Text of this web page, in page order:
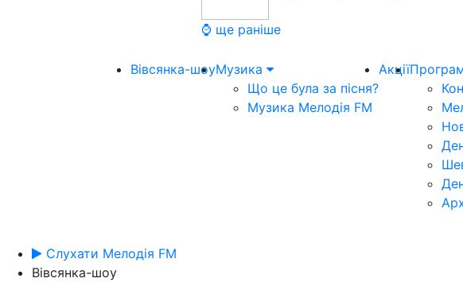
⌚ ще раніше
Вівсянка-шоуМузика
Що це була за пісня?
Музика Мелодія FM
Акції
Слухати Мелодія FM
Вівсянка-шоу